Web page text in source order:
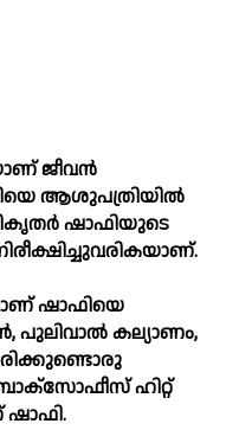
ജീവന്‍
ആശുപത്രിയില്‍
ഷാഫിയുടെ
ഷാഫിയെ
പുലിവാല്‍ കല്യാണം,
ഹിറ്റ്